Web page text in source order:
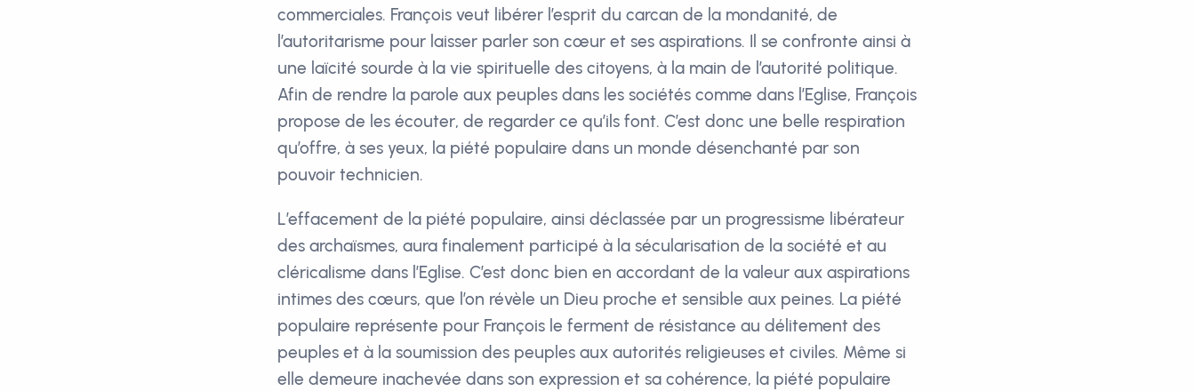
commerciales. François veut libérer l’esprit du carcan de la mondanité, de
l’autoritarisme pour laisser parler son cœur et ses aspirations. Il se confronte ainsi à
une laïcité sourde à la vie spirituelle des citoyens, à la main de l’autorité politique.
Afin de rendre la parole aux peuples dans les sociétés comme dans l’Eglise, François
propose de les écouter, de regarder ce qu’ils font. C’est donc une belle respiration
qu’offre, à ses yeux, la piété populaire dans un monde désenchanté par son
pouvoir technicien.
L’effacement de la piété populaire, ainsi déclassée par un progressisme libérateur
des archaïsmes, aura finalement participé à la sécularisation de la société et au
cléricalisme dans l’Eglise. C’est donc bien en accordant de la valeur aux aspirations
intimes des cœurs, que l’on révèle un Dieu proche et sensible aux peines. La piété
populaire représente pour François le ferment de résistance au délitement des
peuples et à la soumission des peuples aux autorités religieuses et civiles. Même si
elle demeure inachevée dans son expression et sa cohérence, la piété populaire